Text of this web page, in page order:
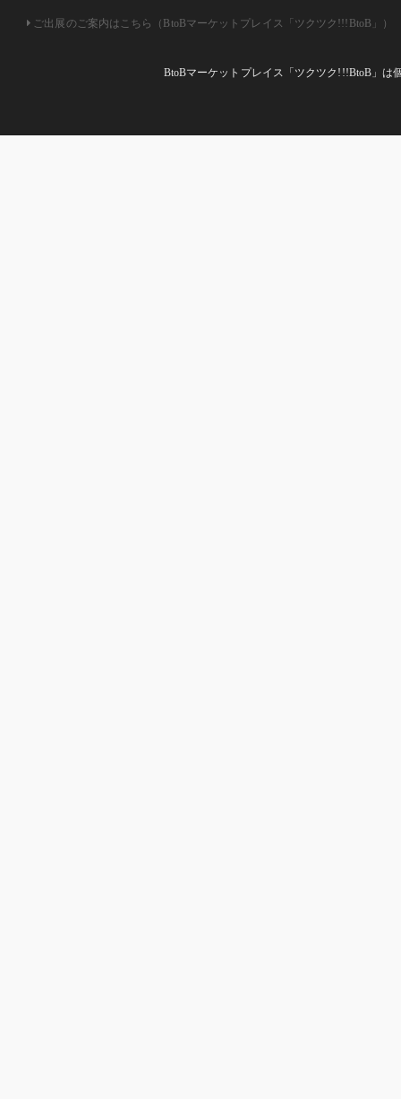
ご出展のご案内はこちら（BtoBマーケットプレイス「ツクツク!!!BtoB」）
BtoBマーケットプレイス「ツクツク!!!BtoB」は